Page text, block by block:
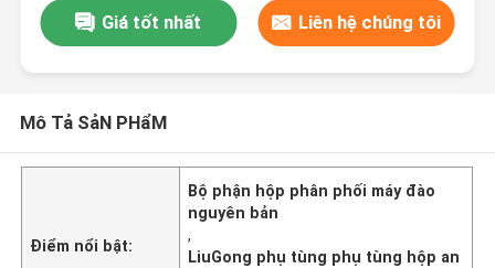
Giá tốt nhất Liên hệ chúng tôi
Mô Tả SảN PHẩM
Điểm nổi bật:
Bộ phận hộp phân phối máy đào
nguyên bản
,
LiuGong phụ tùng phụ tùng hộp an